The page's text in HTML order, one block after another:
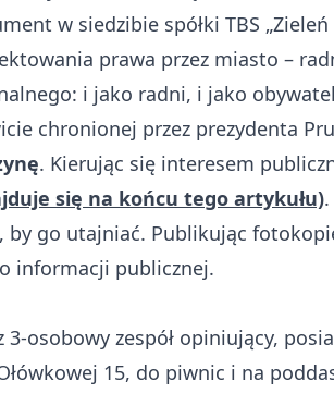
w siedzibie spółki TBS „Zieleń
prawa przez miasto –
i jako radni, i jako
chronionej przez prezydenta
. Kierując się interesem
się na końcu tego artykułu)
go utajniać. Publikując
informacji publicznej.
3-osobowy zespół opiniujący,
15, do piwnic i na